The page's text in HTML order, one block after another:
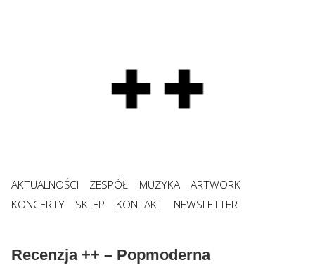
AKTUALNOŚCI ZESPÓŁ MUZYKA
ARTWORK
KONCERTY
SKLEP KONTAKT NEWSLETTER
Recenzja ++ – Popmoderna